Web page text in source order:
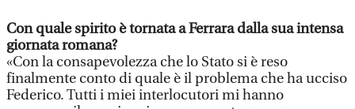
Con quale spirito è tornata a Ferrara dalla sua intensa
giornata romana?
«Con la consapevolezza che lo Stato si è reso
finalmente conto di quale è il problema che ha ucciso
Federico. Tutti i miei interlocutori mi hanno